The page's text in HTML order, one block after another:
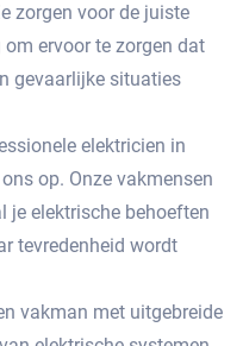
zorgen voor de juiste
ervoor te zorgen dat
gevaarlijke situaties
elektricien in
op.​ Onze vakmensen
je elektrische behoeften
tevredenheid wordt
vakman met uitgebreide